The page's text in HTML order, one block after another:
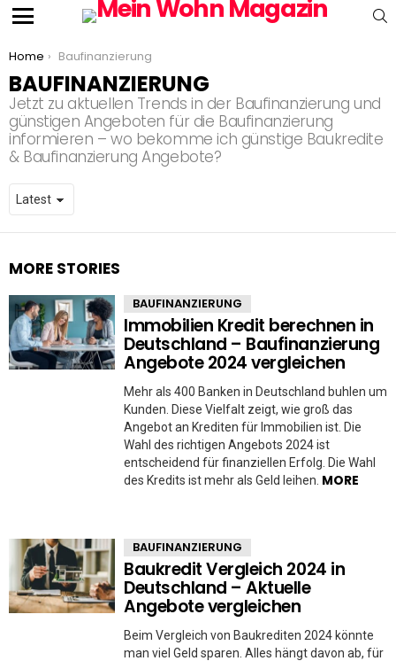
You are here:
Home Baufinanzierung
BAUFINANZIERUNG
Jetzt zu aktuellen Trends in der Baufinanzierung und
günstigen Angeboten für die Baufinanzierung
informieren – wo bekomme ich günstige Baukredite
& Baufinanzierung Angebote?
MORE STORIES
BAUFINANZIERUNG
Immobilien Kredit berechnen in
Deutschland – Baufinanzierung
Angebote 2024 vergleichen
Mehr als 400 Banken in Deutschland buhlen um
Kunden. Diese Vielfalt zeigt, wie groß das
Angebot an Krediten für Immobilien ist. Die
Wahl des richtigen Angebots 2024 ist
entscheidend für finanziellen Erfolg. Die Wahl
des Kredits ist mehr als Geld leihen. MORE
BAUFINANZIERUNG
Baukredit Vergleich 2024 in
Deutschland – Aktuelle
Angebote vergleichen
Beim Vergleich von Baukrediten 2024 könnte
man viel Geld sparen. Alles hängt davon ab, für